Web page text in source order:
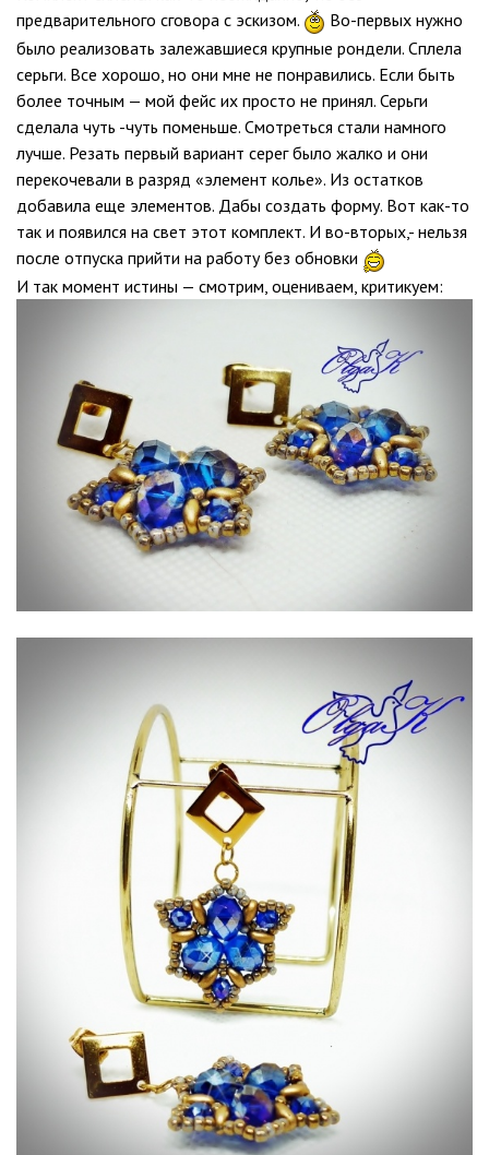
предварительного сговора с эскизом.
Во-первых нужно
было реализовать залежавшиеся крупные рондели. Сплела
серьги. Все хорошо, но они мне не понравились. Если быть
более точным — мой фейс их просто не принял. Серьги
сделала чуть -чуть поменьше. Смотреться стали намного
лучше. Резать первый вариант серег было жалко и они
перекочевали в разряд «элемент колье». Из остатков
добавила еще элементов. Дабы создать форму. Вот как-то
так и появился на свет этот комплект. И во-вторых,- нельзя
после отпуска прийти на работу без обновки
И так момент истины — смотрим, оцениваем, критикуем: